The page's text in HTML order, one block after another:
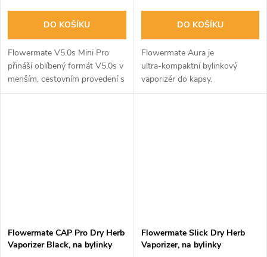
DO KOŠÍKU
Flowermate V5.0s Mini Pro
přináší oblíbený formát V5.0s v
menším, cestovním provedení s
plnou kontrolou teploty.
DO KOŠÍKU
Flowermate Aura je
ultra‑kompaktní bylinkový
vaporizér do kapsy.
Flowermate CAP Pro Dry Herb
Vaporizer Black, na bylinky
Flowermate Slick Dry Herb
Vaporizer, na bylinky